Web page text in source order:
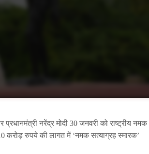
नरेंद्र मोदी 30 जनवरी को राष्ट्रीय नमक
करोड़ रुपये की लागत में ‘नमक सत्याग्रह स्मारक’